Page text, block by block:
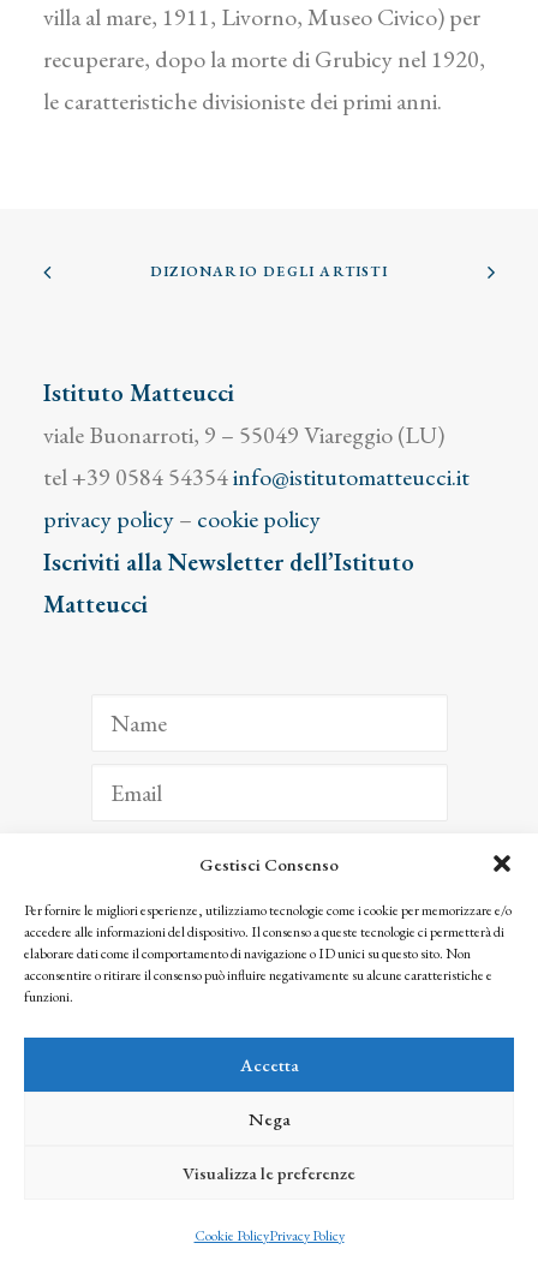
Gestisci Consenso
Per fornire le migliori esperienze, utilizziamo tecnologie come i cookie per memorizzare e/o
accedere alle informazioni del dispositivo. Il consenso a queste tecnologie ci permetterà di
elaborare dati come il comportamento di navigazione o ID unici su questo sito. Non
acconsentire o ritirare il consenso può influire negativamente su alcune caratteristiche e
funzioni.
Accetta
Nega
Visualizza le preferenze
Cookie PolicyPrivacy Policy
villa al mare, 1911, Livorno, Museo Civico) per
recuperare, dopo la morte di Grubicy nel 1920,
le caratteristiche divisioniste dei primi anni.
DIZIONARIO DEGLI ARTISTI
Istituto Matteucci
viale Buonarroti, 9 – 55049 Viareggio (LU)
tel +39 0584 54354info@istitutomatteucci.it
privacy policy– cookie policy
Iscriviti alla Newsletter dell’Istituto
Matteucci
ISCRIVITI
Facendo clic per iscriverti, riconosci che le tue informazioni saranno trattate
seguendo la nostra Privacy Policy
© 2025 Istituto Matteucci. All right reserved
l’autorizzazione scritta dei proprietari dei diritti e dell’Istituto Matteucci
credits